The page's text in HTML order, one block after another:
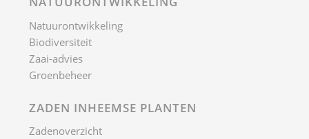
Natuurontwikkeling
Biodiversiteit
Zaai-advies
Groenbeheer
ZADEN INHEEMSE PLANTEN
Zadenoverzicht